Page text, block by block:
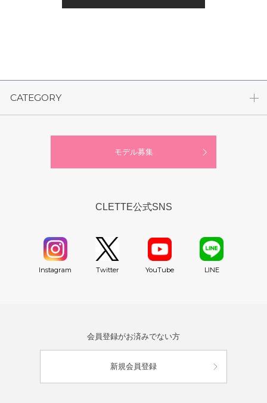
CATEGORY
モデル募集
CLETTE公式SNS
Instagram Twitter YouTube LINE
会員登録がお済みでない方
新規会員登録